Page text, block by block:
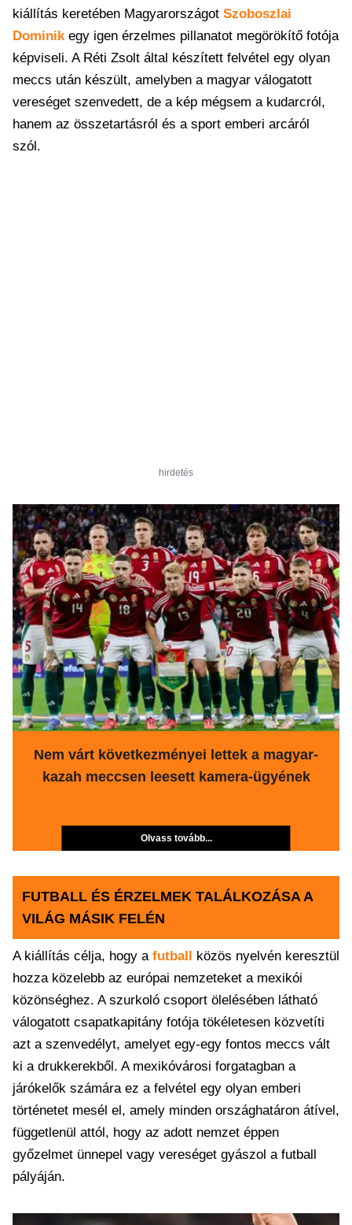
kiállítás keretében Magyarországot Szoboszlai
Dominikegy igen érzelmes pillanatot megörökítő fotója
képviseli. A Réti Zsolt által készített felvétel egy olyan
meccs után készült, amelyben a magyar válogatott
vereséget szenvedett, de a kép mégsem a kudarcról,
hanem az összetartásról és a sport emberi arcáról
szól.
hirdetés
Nem várt következményei lettek a magyar-
kazah meccsen leesett kamera-ügyének
Olvass tovább...
FUTBALL ÉS ÉRZELMEK TALÁLKOZÁSA A
VILÁG MÁSIK FELÉN
A kiállítás célja, hogy a futball közös nyelvén keresztül
hozza közelebb az európai nemzeteket a mexikói
közönséghez. A szurkoló csoport ölelésében látható
válogatott csapatkapitány fotója tökéletesen közvetíti
azt a szenvedélyt, amelyet egy-egy fontos meccs vált
ki a drukkerekből. A mexikóvárosi forgatagban a
járókelők számára ez a felvétel egy olyan emberi
történetet mesél el, amely minden országhatáron átível,
függetlenül attól, hogy az adott nemzet éppen
győzelmet ünnepel vagy vereséget gyászol a futball
pályáján.